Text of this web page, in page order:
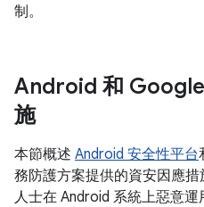
制。
Android 和
施
本節概述 Android 安全性平台
務防護方案提供的資安因應
人士在 Android 系統上惡意運